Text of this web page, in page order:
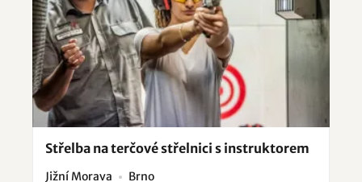
Střelba na terčové střelnici s instruktorem
Jižní Morava Brno